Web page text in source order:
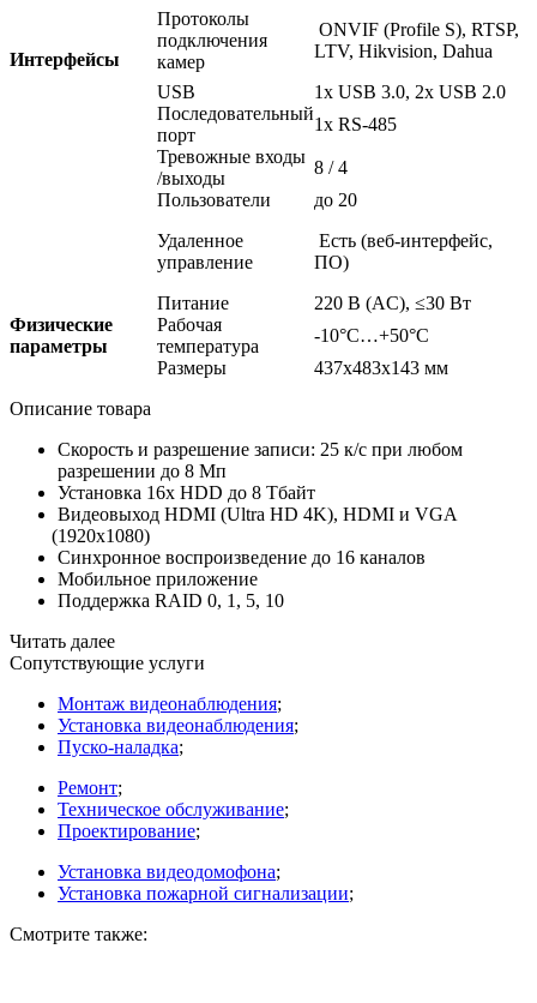
Интерфейсы
Протоколы
подключения
камер
ONVIF (Profile S), RTSP,
LTV, Hikvision, Dahua
USB
1x USB 3.0, 2x USB 2.0
Последовательный
порт
1x RS-485
Тревожные входы
/выходы
8 / 4
Пользователи
до 20
Удаленное
управление
Есть (веб-интерфейс,
ПО)
Физические
параметры
Питание 220 В (AС), ≤30 Вт
Рабочая
температура
-10°C…+50°C
Размеры
437x483x143 мм
Описание товара
Скорость и разрешение записи: 25 к/с при любом
разрешении до 8 Мп
Установка 16х HDD до 8 Тбайт
Видеовыход HDMI (Ultra HD 4K), HDMI и VGA
(1920х1080)
Синхронное воспроизведение до 16 каналов
Мобильное приложение
Поддержка RAID 0, 1, 5, 10
Читать далее
Сопутствующие услуги
Монтаж видеонаблюдения;
Установка видеонаблюдения;
Пуско-наладка;
Ремонт;
Техническое обслуживание;
Проектирование;
Установка видеодомофона;
Установка пожарной сигнализации;
Смотрите также: